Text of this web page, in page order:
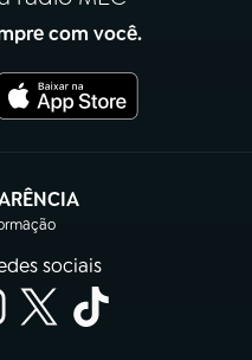
com você.
em nova aba)
sociais